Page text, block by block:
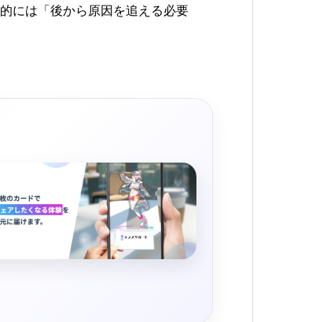
には「後から原因を追える必要